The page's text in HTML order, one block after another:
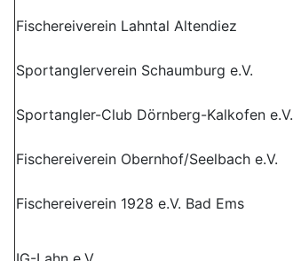
Fischereiverein Lahntal Altendiez
Sportanglerverein Schaumburg e.V.
Sportangler-Club Dörnberg-Kalkofen e.V.
Fischereiverein Obernhof/Seelbach e.V.
Fischereiverein 1928 e.V. Bad Ems